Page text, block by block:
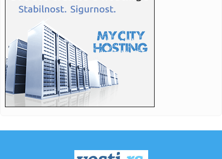
23:27:Pre „Černobiljske molitve“, stavite ovu knjigu nobelovke na
...
23:23:Lavlje srce srpskih juniorki! Srbija u dramatičnoj završnici
23:22:Moskvu čeka pakao: Izdato ozbiljno upozorenje; Oglasili se
meteo...
23:21:Betis očitao lekciju Arsenalu